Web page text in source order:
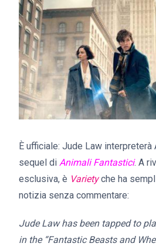
È ufficiale: Jude Law
sequel di Animali Fantastici. A
esclusiva, è Varietyche ha
notizia senza commentare:
Jude Law has been tapped to
in the “Fantastic Beasts and